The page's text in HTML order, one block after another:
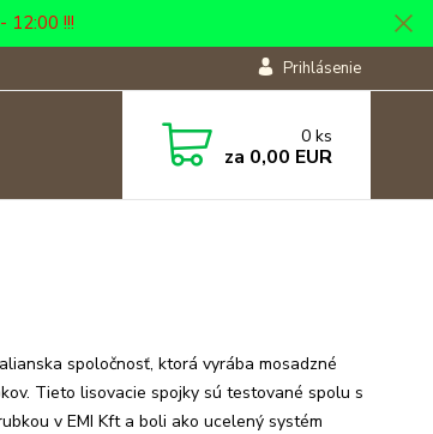
12:00 !!!
Prihlásenie
0 ks
za 0,00 EUR
spoločnosť, ktorá vyrába mosadzné
Tieto lisovacie spojky sú testované spolu s
v EMI Kft a boli ako ucelený systém